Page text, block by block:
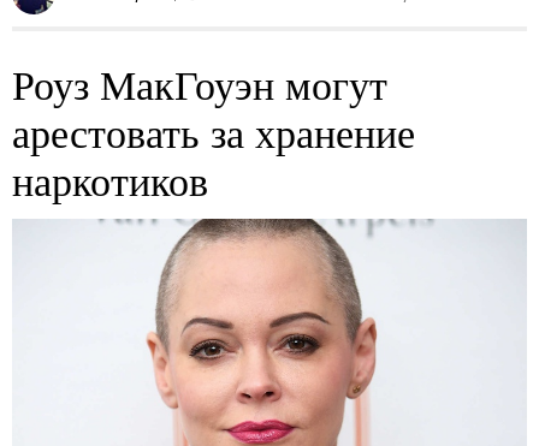
Роуз МакГоуэн могут
арестовать за хранение
наркотиков